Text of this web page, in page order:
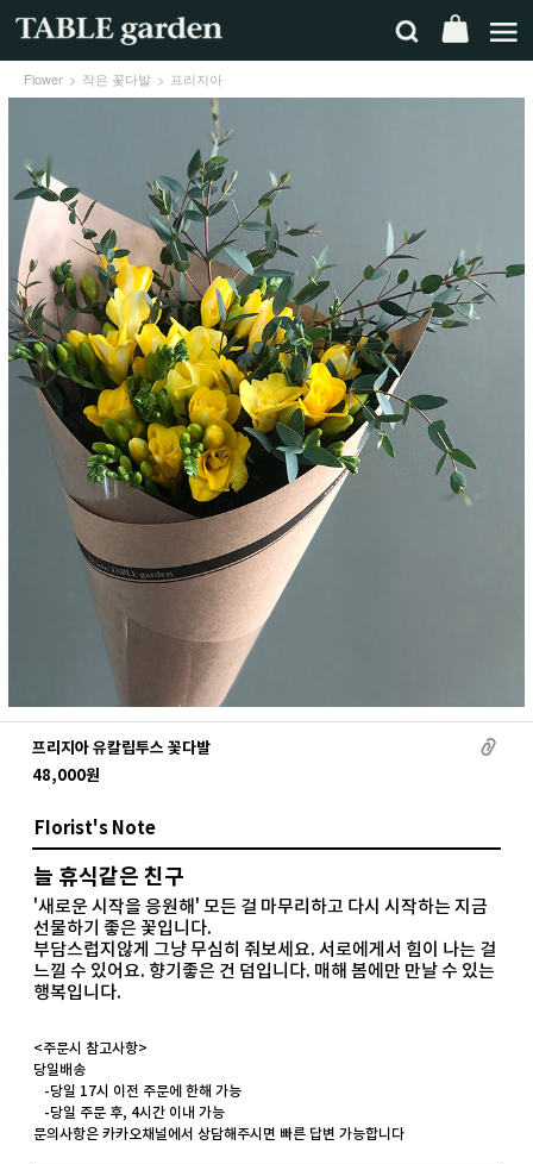
Flower 작은 꽃다발 프리지아
프리지아 유칼립투스 꽃다발
48,000원
FIorist's Note
늘 휴식같은 친구
'새로운 시작을 응원해' 모든 걸 마무리하고 다시 시작하는 지금
선물하기 좋은 꽃입니다.
부담스럽지않게 그냥 무심히 줘보세요. 서로에게서 힘이 나는 걸
느낄 수 있어요. 향기좋은 건 덤입니다. 매해 봄에만 만날 수 있는
행복입니다.
<주문시 참고사항>
당일배송
-당일 17시 이전 주문에 한해 가능
-당일 주문 후, 4시간 이내 가능
문의사항은 카카오채널에서 상담해주시면 빠른 답변 가능합니다